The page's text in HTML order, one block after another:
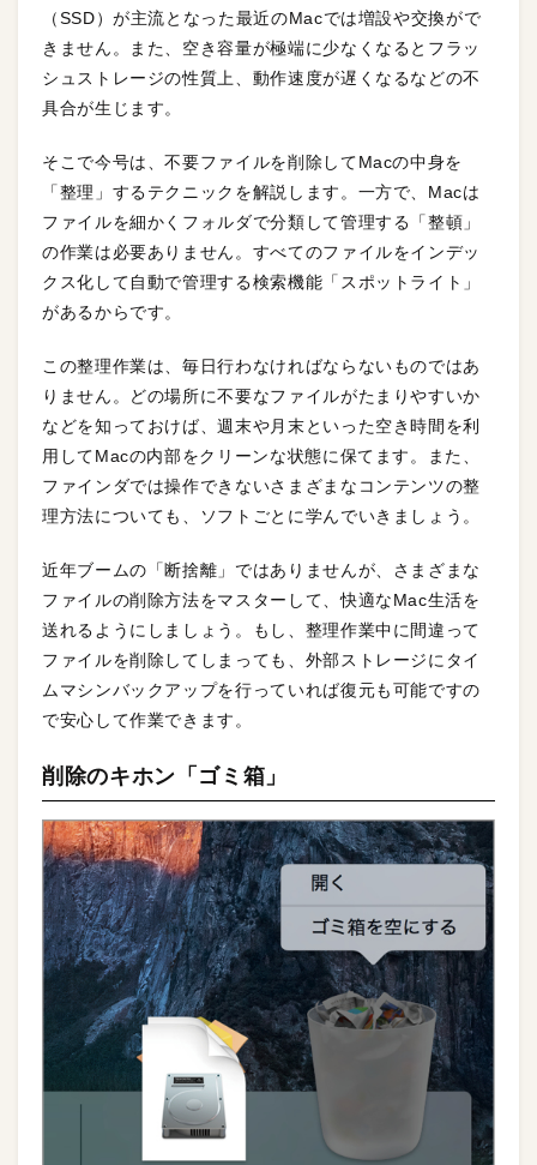
（SSD）が主流となった最近のMacでは増設や交換がで
きません。また、空き容量が極端に少なくなるとフラッ
シュストレージの性質上、動作速度が遅くなるなどの不
具合が生じます。
そこで今号は、不要ファイルを削除してMacの中身を
「整理」するテクニックを解説します。一方で、Macは
ファイルを細かくフォルダで分類して管理する「整頓」
の作業は必要ありません。すべてのファイルをインデッ
クス化して自動で管理する検索機能「スポットライト」
があるからです。
この整理作業は、毎日行わなければならないものではあ
りません。どの場所に不要なファイルがたまりやすいか
などを知っておけば、週末や月末といった空き時間を利
用してMacの内部をクリーンな状態に保てます。また、
ファインダでは操作できないさまざまなコンテンツの整
理方法についても、ソフトごとに学んでいきましょう。
近年ブームの「断捨離」ではありませんが、さまざまな
ファイルの削除方法をマスターして、快適なMac生活を
送れるようにしましょう。もし、整理作業中に間違って
ファイルを削除してしまっても、外部ストレージにタイ
ムマシンバックアップを行っていれば復元も可能ですの
で安心して作業できます。
削除のキホン「ゴミ箱」